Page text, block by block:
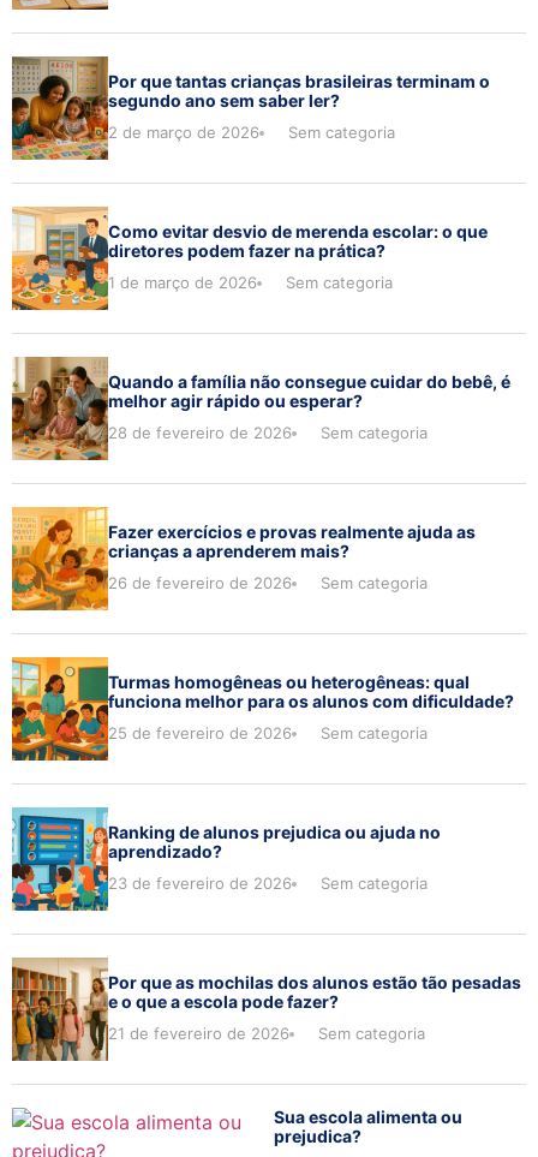
Por que tantas crianças brasileiras terminam o
segundo ano sem saber ler?
2 de março de 2026 Sem categoria
Como evitar desvio de merenda escolar: o que
diretores podem fazer na prática?
1 de março de 2026 Sem categoria
Quando a família não consegue cuidar do bebê, é
melhor agir rápido ou esperar?
28 de fevereiro de 2026 Sem categoria
Fazer exercícios e provas realmente ajuda as
crianças a aprenderem mais?
26 de fevereiro de 2026 Sem categoria
Turmas homogêneas ou heterogêneas: qual
funciona melhor para os alunos com dificuldade?
25 de fevereiro de 2026 Sem categoria
Ranking de alunos prejudica ou ajuda no
aprendizado?
23 de fevereiro de 2026 Sem categoria
Por que as mochilas dos alunos estão tão pesadas
e o que a escola pode fazer?
21 de fevereiro de 2026 Sem categoria
Sua escola alimenta ou
prejudica?